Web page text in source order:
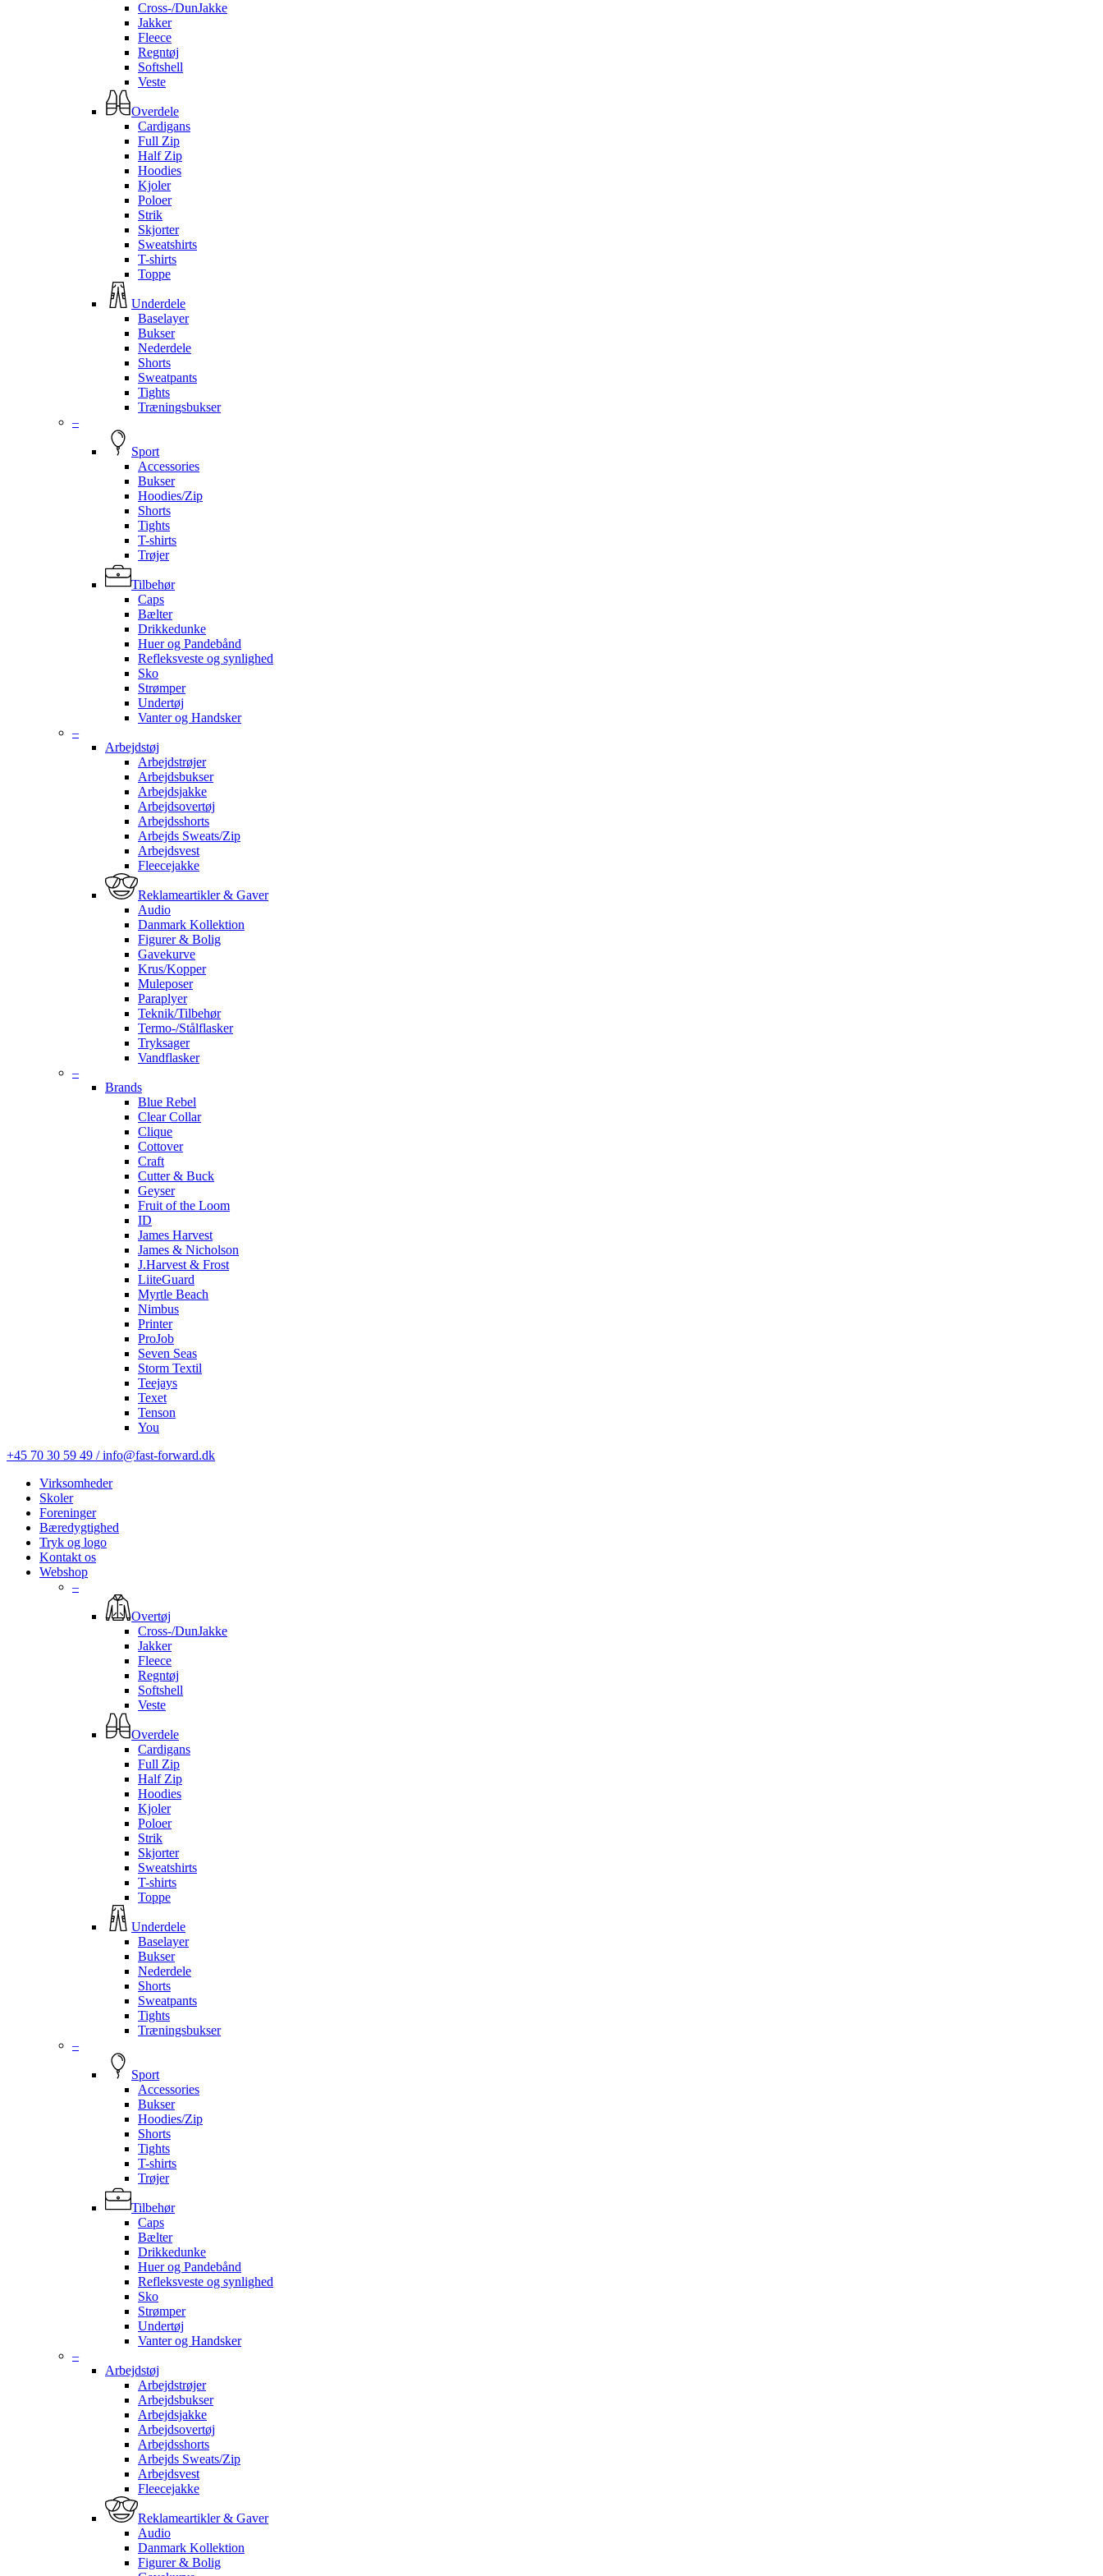
Cross-/DunJakke
Jakker
Fleece
Regntøj
Softshell
Veste
Overdele
Cardigans
Full Zip
Half Zip
Hoodies
Kjoler
Poloer
Strik
Skjorter
Sweatshirts
T-shirts
Toppe
Underdele
Baselayer
Bukser
Nederdele
Shorts
Sweatpants
Tights
Træningsbukser
–
Sport
Accessories
Bukser
Hoodies/Zip
Shorts
Tights
T-shirts
Trøjer
Tilbehør
Caps
Bælter
Drikkedunke
Huer og Pandebånd
Refleksveste og synlighed
Sko
Strømper
Undertøj
Vanter og Handsker
–
Arbejdstøj
Arbejdstrøjer
Arbejdsbukser
Arbejdsjakke
Arbejdsovertøj
Arbejdsshorts
Arbejds Sweats/Zip
Arbejdsvest
Fleecejakke
Reklameartikler & Gaver
Audio
Danmark Kollektion
Figurer & Bolig
Gavekurve
Krus/Kopper
Muleposer
Paraplyer
Teknik/Tilbehør
Termo-/Stålflasker
Tryksager
Vandflasker
–
Brands
Blue Rebel
Clear Collar
Clique
Cottover
Craft
Cutter & Buck
Geyser
Fruit of the Loom
ID
James Harvest
James & Nicholson
J.Harvest & Frost
LiiteGuard
Myrtle Beach
Nimbus
Printer
ProJob
Seven Seas
Storm Textil
Teejays
Texet
Tenson
You
+45 70 30 59 49 / info@fast-forward.dk
Virksomheder
Skoler
Foreninger
Bæredygtighed
Tryk og logo
Kontakt os
Webshop
–
Overtøj
Cross-/DunJakke
Jakker
Fleece
Regntøj
Softshell
Veste
Overdele
Cardigans
Full Zip
Half Zip
Hoodies
Kjoler
Poloer
Strik
Skjorter
Sweatshirts
T-shirts
Toppe
Underdele
Baselayer
Bukser
Nederdele
Shorts
Sweatpants
Tights
Træningsbukser
–
Sport
Accessories
Bukser
Hoodies/Zip
Shorts
Tights
T-shirts
Trøjer
Tilbehør
Caps
Bælter
Drikkedunke
Huer og Pandebånd
Refleksveste og synlighed
Sko
Strømper
Undertøj
Vanter og Handsker
–
Arbejdstøj
Arbejdstrøjer
Arbejdsbukser
Arbejdsjakke
Arbejdsovertøj
Arbejdsshorts
Arbejds Sweats/Zip
Arbejdsvest
Fleecejakke
Reklameartikler & Gaver
Audio
Danmark Kollektion
Figurer & Bolig